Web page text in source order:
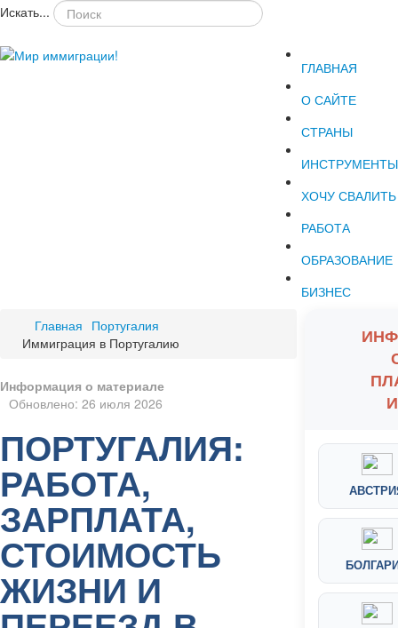
Искать...
ГЛАВНАЯ
О САЙТЕ
СТРАНЫ
ИНСТРУМЕНТЫ
ХОЧУ СВАЛИТЬ
РАБОТА
ОБРАЗОВАНИЕ
БИЗНЕС
Главная Португалия
Иммиграция в Португалию
Информация о материале
Обновлено: 26 июля 2026
ПОРТУГАЛИЯ:
РАБОТА,
ЗАРПЛАТА,
СТОИМОСТЬ
ЖИЗНИ И